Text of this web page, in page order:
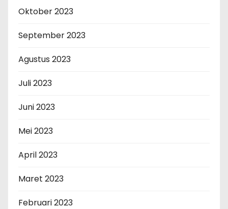
Oktober 2023
September 2023
Agustus 2023
Juli 2023
Juni 2023
Mei 2023
April 2023
Maret 2023
Februari 2023